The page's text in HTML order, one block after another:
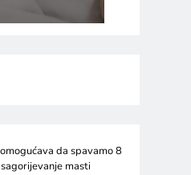
da spavamo 8
masti